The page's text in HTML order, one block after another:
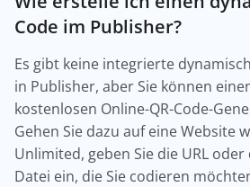
Code im Publisher?
Es gibt keine integrierte
in Publisher, aber Sie können
kostenlosen Online-QR-Code-
Gehen Sie dazu auf eine Website
Unlimited, geben Sie die URL oder
Datei ein, die Sie codieren